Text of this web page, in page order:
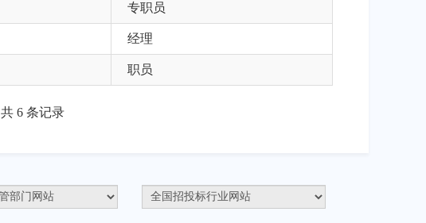
专职员
经理
职员
共 6 条记录